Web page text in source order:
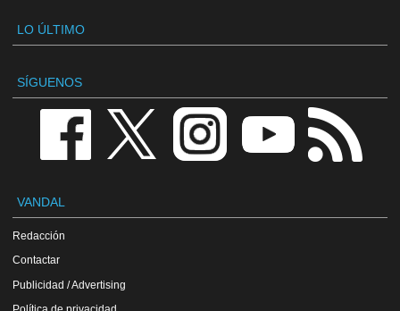
LO ÚLTIMO
SÍGUENOS
VANDAL
Redacción
Contactar
Publicidad / Advertising